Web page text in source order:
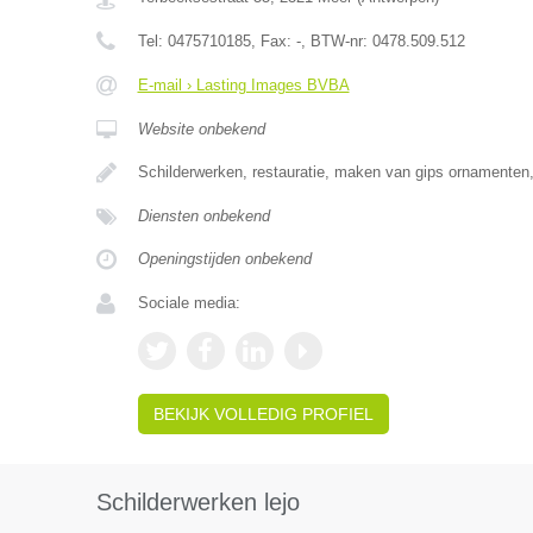
Tel: 0475710185, Fax: -, BTW-nr: 0478.509.512
E-mail › Lasting Images BVBA
Website onbekend
Schilderwerken, restauratie, maken van gips
Diensten onbekend
Openingstijden onbekend
Sociale media:
BEKIJK VOLLEDIG PROFIEL
Schilderwerken lejo